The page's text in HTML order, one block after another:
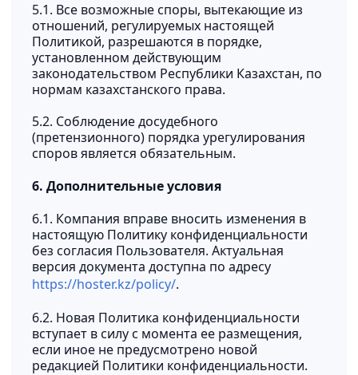
5.1. Все возможные споры, вытекающие из
отношений, регулируемых настоящей
Политикой, разрешаются в порядке,
установленном действующим
законодательством Республики Казахстан, по
нормам казахстанского права.
5.2. Соблюдение досудебного
(претензионного) порядка урегулирования
споров является обязательным.
6. Дополнительные условия
6.1. Компания вправе вносить изменения в
настоящую Политику конфиденциальности
без согласия Пользователя. Актуальная
версия документа доступна по адресу
https://hoster.kz/policy/.
6.2. Новая Политика конфиденциальности
вступает в силу с момента ее размещения,
если иное не предусмотрено новой
редакцией Политики конфиденциальности.